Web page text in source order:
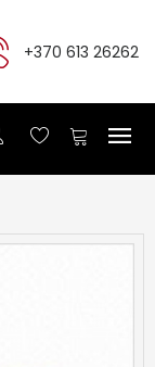
+370 613 26262